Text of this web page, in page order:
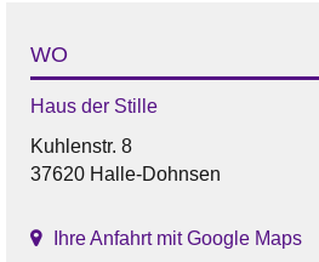
WO
Haus der Stille
Kuhlenstr. 8
37620 Halle-Dohnsen
Ihre Anfahrt mit Google Maps